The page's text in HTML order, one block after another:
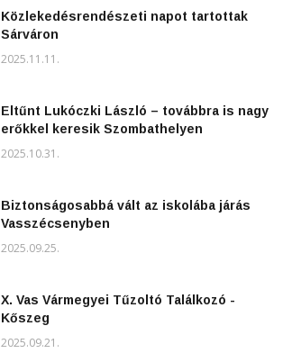
Közlekedésrendészeti napot tartottak
Sárváron
2025.11.11.
Eltűnt Lukóczki László – továbbra is nagy
erőkkel keresik Szombathelyen
2025.10.31.
Biztonságosabbá vált az iskolába járás
Vasszécsenyben
2025.09.25.
X. Vas Vármegyei Tűzoltó Találkozó -
Kőszeg
2025.09.21.